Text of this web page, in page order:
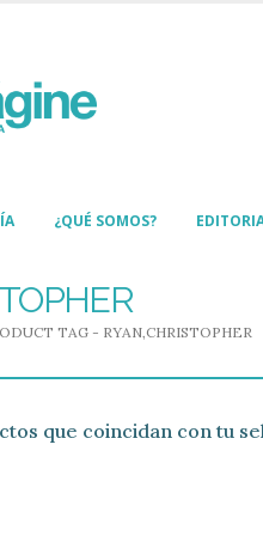
¿QUÉ SOMOS?
TAG - RYAN,CHRISTOPHER
que coincidan con tu